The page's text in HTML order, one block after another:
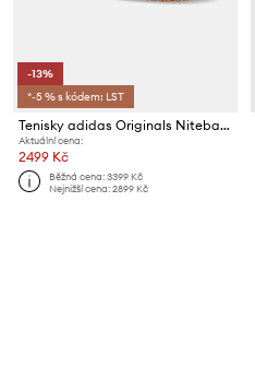
-13%
*-5 % s kódem: LST
Tenisky adidas Originals Niteball III
Aktuální cena:
2499 Kč
Běžná cena:3399 Kč
Nejnižší cena:2899 Kč